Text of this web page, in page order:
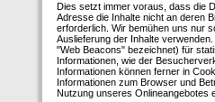
Dies setzt immer voraus, dass die
Adresse die Inhalte nicht an deren
erforderlich. Wir bemühen uns nur
Auslieferung der Inhalte
"Web Beacons" bezeichnet) für
Informationen, wie der
Informationen können ferner in
Informationen zum Browser und
Nutzung unseres Onlineangebotes